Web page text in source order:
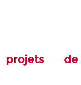
projets de